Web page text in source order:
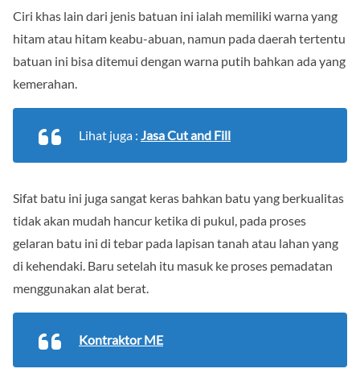
Ciri khas lain dari jenis batuan ini ialah memiliki warna yang
hitam atau hitam keabu-abuan, namun pada daerah tertentu
batuan ini bisa ditemui dengan warna putih bahkan ada yang
kemerahan.
Lihat juga : Jasa Cut and Fill
Sifat batu ini juga sangat keras bahkan batu yang berkualitas
tidak akan mudah hancur ketika di pukul, pada proses
gelaran batu ini di tebar pada lapisan tanah atau lahan yang
di kehendaki. Baru setelah itu masuk ke proses pemadatan
menggunakan alat berat.
Kontraktor ME